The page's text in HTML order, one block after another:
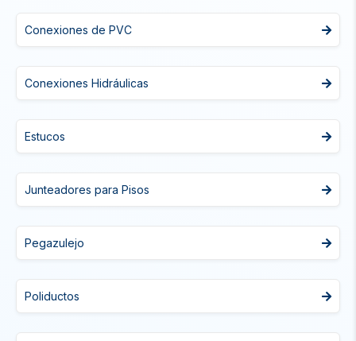
Conexiones de PVC
Conexiones Hidráulicas
Estucos
Junteadores para Pisos
Pegazulejo
Poliductos